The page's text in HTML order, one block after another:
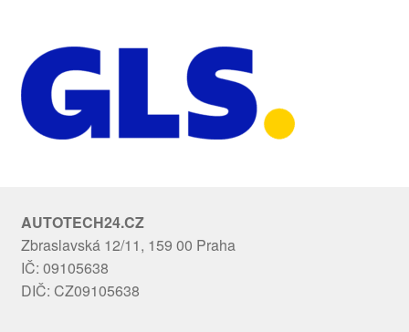
AUTOTECH24.CZ
Zbraslavská 12/11, 159 00 Praha
IČ: 09105638
DIČ: CZ09105638